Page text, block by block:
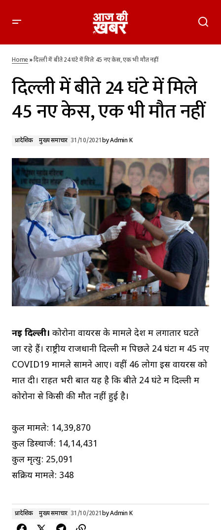
दिल्ली में बीते 24 घंटे में मिले 45 नए केस, एक भी मौत नहीं
Home»दिल्ली में बीते 24 घंटे में मिले 45 नए केस, एक भी मौत नहीं
दिल्ली में बीते 24 घंटे में मिले
45 नए केस, एक भी मौत नहीं
प्रादेशिक मुख्य समाचार 31/10/2021byAdmin K
नई दिल्ली। कोरोना वायरस के मामले देश में लगातार घटते
जा रहे हैं। राष्ट्रीय राजधानी दिल्ली में पिछले 24 घंटों में 45 नए
COVID19 मामले सामने आए। वहीं 46 लोगों इस वायरस को
मात दी। राहत भरी बात यह है कि बीते 24 घंटे में दिल्ली में
कोरोना से किसी की मौत नहीं हुई है।
कुल मामले: 14,39,870
कुल डिस्चार्ज: 14,14,431
कुल मृत्यु: 25,091
सक्रिय मामले: 348
प्रादेशिक मुख्य समाचार 31/10/2021byAdmin K